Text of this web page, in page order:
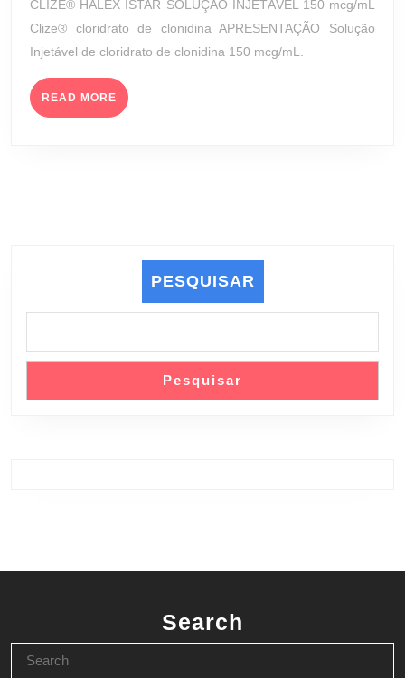
(HALEX
ISTAR)
2023
CLIZE® HALEX ISTAR SOLUÇÃO INJETÁVEL 150 mcg/mL
Clize® cloridrato de clonidina APRESENTAÇÃO Solução
Injetável de cloridrato de clonidina 150 mcg/mL.
READ MORE READ
MORE
PESQUISAR
Pesquisar
Search
for: